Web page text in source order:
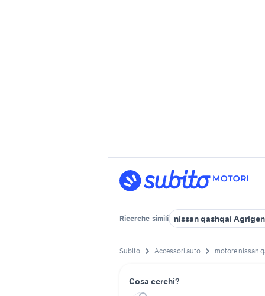
Ricerche simili nissan qashqai
Subito Accessori auto motore nissan
Cosa cerchi?